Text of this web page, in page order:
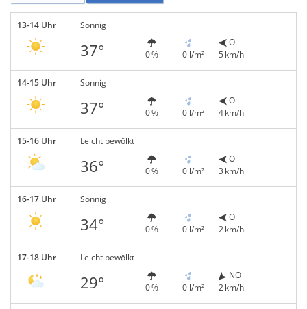
13-14 Uhr Sonnig
37° 0 % 0 l/m²
O
5 km/h
14-15 Uhr Sonnig
37° 0 % 0 l/m²
O
4 km/h
15-16 Uhr Leicht bewölkt
36° 0 % 0 l/m²
O
3 km/h
16-17 Uhr Sonnig
34° 0 % 0 l/m²
O
2 km/h
17-18 Uhr Leicht bewölkt
29° 0 % 0 l/m²
NO
2 km/h